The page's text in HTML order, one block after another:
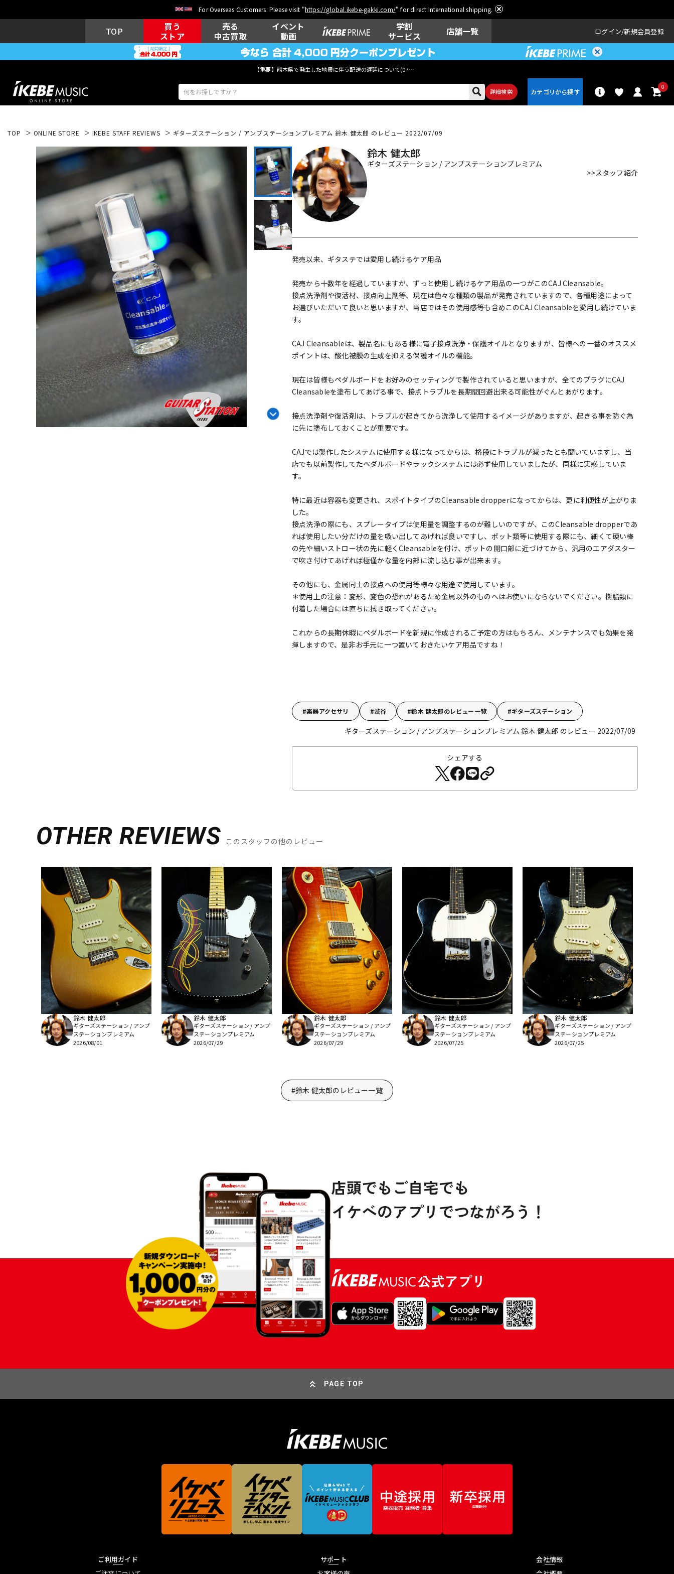
For Overseas Customers: Please visit "https://global.ikebe-gakki.com/" for direct international shipping.
TOP
買う
ストア
売る
中古買取
イベント
動画
学割
サービス
店舗一覧 ログイン 新規会員登録
【重要】熊本県で発生した地震に伴う配送の遅延について(07月29日
詳細検索
0
エレキギター アコギ/エレ
アコ ベース
キーボード 電子ピアノ 管楽器
DJ機器 DTM DTM オンラ
イン納品 グ機器 機器 リ
中古 ヴィンテージ
TOP ONLINE STORE IKEBE STAFF REVIEWS ギターズステーション / アンプステーションプレミアム 鈴木 健太郎 のレビュー 2022/07/09
鈴木 健太郎
ギターズステーション / アンプステーションプレミアム
>>スタッフ紹介
発売以来、ギタステでは愛用し続けるケア用品
発売から十数年を経過していますが、ずっと使用し続けるケア用品の一つがこのCAJ Cleansable。
接点洗浄剤や復活材、接点向上剤等、現在は色々な種類の製品が発売されていますので、各種用途によって
お選びいただいて良いと思いますが、当店ではその使用感等も含めこのCAJ Cleansableを愛用し続けていま
す。
CAJ Cleansableは、製品名にもある様に電子接点洗浄・保護オイルとなりますが、皆様への一番のオススメ
ポイントは、酸化被膜の生成を抑える保護オイルの機能。
現在は皆様もペダルボードをお好みのセッティングで製作されていると思いますが、全てのプラグにCAJ
Cleansableを塗布してあげる事で、接点トラブルを長期間回避出来る可能性がぐんとあがります。
接点洗浄剤や復活剤は、トラブルが起きてから洗浄して使用するイメージがありますが、起きる事を防ぐ為
に先に塗布しておくことが重要です。
CAJでは製作したシステムに使用する様になってからは、格段にトラブルが減ったとも聞いていますし、当
店でも以前製作してたペダルボードやラックシステムには必ず使用していましたが、同様に実感していま
す。
特に最近は容器も変更され、スポイトタイプのCleansable dropperになってからは、更に利便性が上がりま
した。
接点洗浄の際にも、スプレータイプは使用量を調整するのが難しいのですが、このCleansable dropperであ
れば使用したい分だけの量を吸い出してあげれば良いですし、ポット類等に使用する際にも、細くて硬い棒
の先や細いストロー状の先に軽くCleansableを付け、ポットの開口部に近づけてから、汎用のエアダスター
で吹き付けてあげれば極僅かな量を内部に流し込む事が出来ます。
その他にも、金属同士の接点への使用等様々な用途で使用しています。
＊使用上の注意：変形、変色の恐れがあるため金属以外のものへはお使いにならないでください。樹脂類に
付着した場合には直ちに拭き取ってください。
これからの長期休暇にペダルボードを新規に作成されるご予定の方はもちろん、メンテナンスでも効果を発
揮しますので、是非お手元に一つ置いておきたいケア用品ですね！
楽器アクセサリ 渋谷 鈴木 健太郎のレビュー一覧 ギターズステーション
ギターズステーション / アンプステーションプレミアム 鈴木 健太郎 のレビュー 2022/07/09
シェアする
OTHER REVIEWS このスタッフの他のレビュー
鈴木 健太郎
ギターズステーション / アンプ
ステーションプレミアム
2026/08/01
鈴木 健太郎
ギターズステーション / アンプ
ステーションプレミアム
2026/07/29
鈴木 健太郎
ギターズステーション / アンプ
ステーションプレミアム
2026/07/29
鈴木 健太郎
ギターズステーション / アンプ
ステーションプレミアム
2026/07/25
鈴木 健太郎
ギターズステーション / アンプ
ステーションプレミアム
2026/07/25
#鈴木 健太郎のレビュー一覧
PAGE TOP
ご利用ガイド
サポート
会社情報